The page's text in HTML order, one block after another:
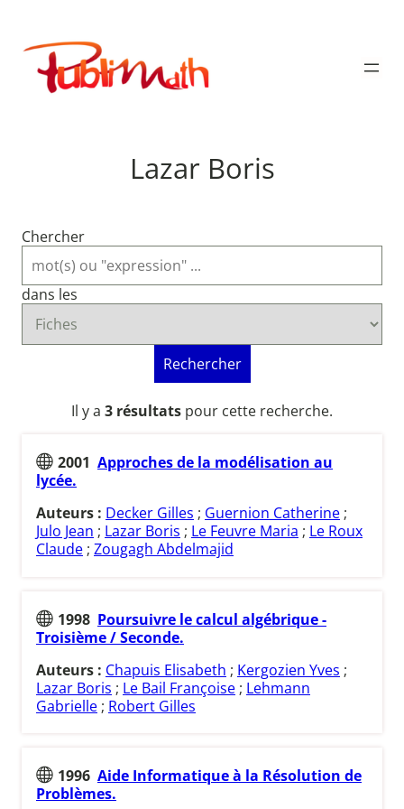
contenu
Publimath
Lazar Boris
Chercher
dans les
Rechercher
Il y a 3 résultats pour cette recherche.
2001 Approches de la modélisation au
lycée.
Auteurs : Decker Gilles ; Guernion Catherine ;
Julo Jean ; Lazar Boris ; Le Feuvre Maria ; Le Roux
Claude ; Zougagh Abdelmajid
1998 Poursuivre le calcul algébrique -
Troisième / Seconde.
Auteurs : Chapuis Elisabeth ; Kergozien Yves ;
Lazar Boris ; Le Bail Françoise ; Lehmann
Gabrielle ; Robert Gilles
1996 Aide Informatique à la Résolution de
Problèmes.